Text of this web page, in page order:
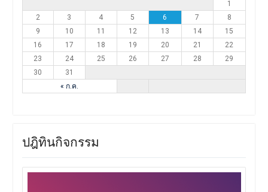
« ก.ค.
1
2
3 4 5 6 7
8
9
10 11 12 13 14
15
16
17 18 19 20 21
22
23
24 25 26 27 28
29
30
31
ปฎิทินกิจกรรม